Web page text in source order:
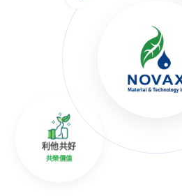
利他共好
共榮價值